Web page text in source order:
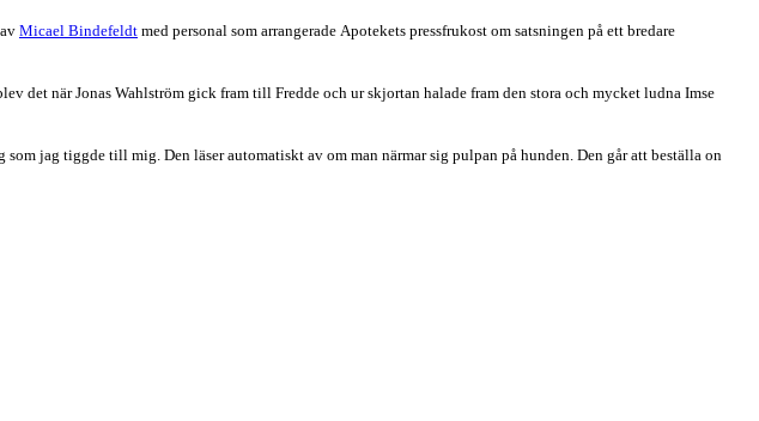
Micael Bindefeldt med personal som arrangerade Apotekets pressfrukost om satsningen på ett bredare
det när Jonas Wahlström gick fram till Fredde och ur skjortan halade fram den stora och mycket ludna Imse
jag tiggde till mig. Den läser automatiskt av om man närmar sig pulpan på hunden. Den går att beställa on